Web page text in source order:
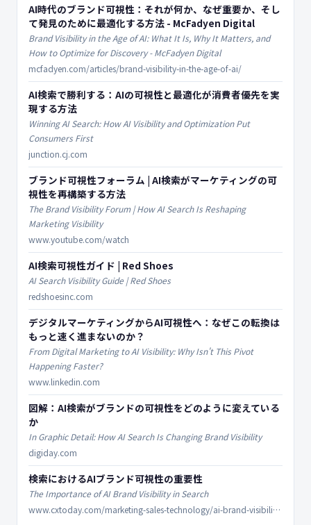
AI時代のブランド可視性：それが何か、なぜ重要か、そし
て発見のために最適化する方法 - McFadyen Digital
Brand Visibility in the Age of AI: What It Is, Why It Matters, and
How to Optimize for Discovery - McFadyen Digital
mcfadyen.com/articles/brand-visibility-in-the-age-of-ai/
AI検索で勝利する：AIの可視性と最適化が消費者優先を実
現する方法
Winning AI Search: How AI Visibility and Optimization Put
Consumers First
junction.cj.com
ブランド可視性フォーラム | AI検索がマーケティングの可
視性を再構築する方法
The Brand Visibility Forum | How AI Search Is Reshaping
Marketing Visibility
www.youtube.com/watch
AI検索可視性ガイド | Red Shoes
AI Search Visibility Guide | Red Shoes
redshoesinc.com
デジタルマーケティングからAI可視性へ：なぜこの転換は
もっと速く進まないのか？
From Digital Marketing to AI Visibility: Why Isn't This Pivot
Happening Faster?
www.linkedin.com
図解：AI検索がブランドの可視性をどのように変えている
か
In Graphic Detail: How AI Search Is Changing Brand Visibility
digiday.com
検索におけるAIブランド可視性の重要性
The Importance of AI Brand Visibility in Search
www.cxtoday.com/marketing-sales-technology/ai-brand-visibility-search/